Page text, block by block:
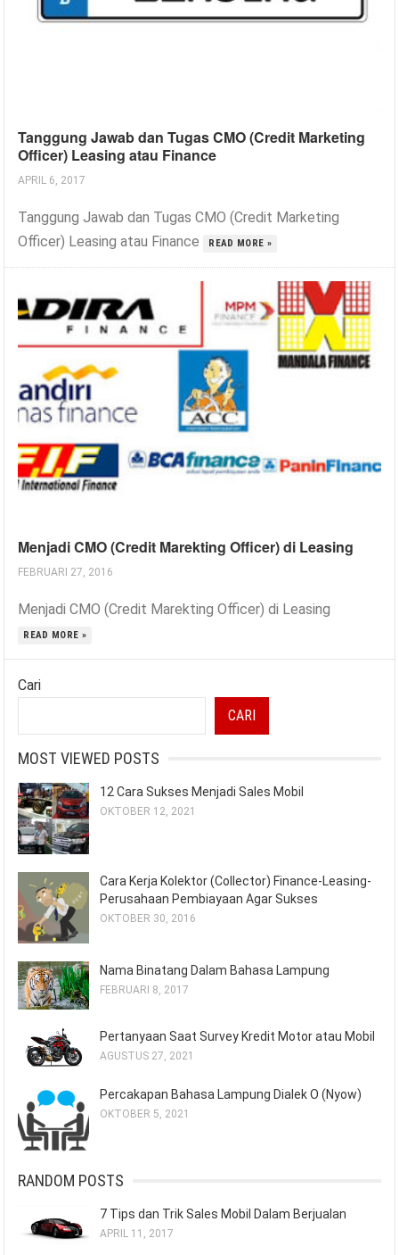
Tanggung Jawab dan Tugas CMO (Credit Marketing
Officer) Leasing atau Finance
APRIL 6, 2017
Tanggung Jawab dan Tugas CMO (Credit Marketing
Officer) Leasing atau Finance
READ MORE »
Menjadi CMO (Credit Marekting Officer) di Leasing
FEBRUARI 27, 2016
Menjadi CMO (Credit Marekting Officer) di Leasing
READ MORE »
Cari
CARI
MOST VIEWED POSTS
12 Cara Sukses Menjadi Sales Mobil
OKTOBER 12, 2021
Cara Kerja Kolektor (Collector) Finance-Leasing-
Perusahaan Pembiayaan Agar Sukses
OKTOBER 30, 2016
Nama Binatang Dalam Bahasa Lampung
FEBRUARI 8, 2017
Pertanyaan Saat Survey Kredit Motor atau Mobil
AGUSTUS 27, 2021
Percakapan Bahasa Lampung Dialek O (Nyow)
OKTOBER 5, 2021
RANDOM POSTS
7 Tips dan Trik Sales Mobil Dalam Berjualan
APRIL 11, 2017